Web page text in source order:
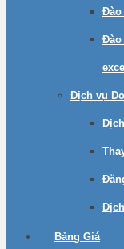
Đào
Đào
Dịch vụ
Bảng Giá